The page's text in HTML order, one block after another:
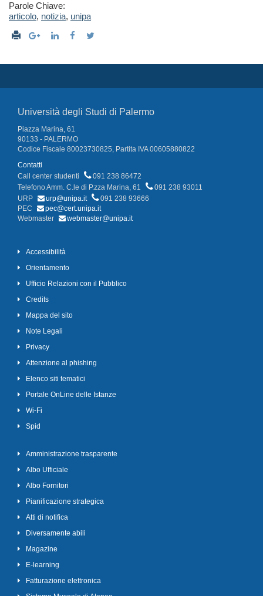
Parole Chiave:
articolo, notizia, unipa
Università degli Studi di Palermo
Piazza Marina, 61
90133 - PALERMO
Codice Fiscale 80023730825, Partita IVA 00605880822
Contatti
Call center studenti
091 238 86472
Telefono Amm. C.le di P.zza Marina, 61
091 238 93011
URP
urp@unipa.it
091 238 93666
PEC
pec@cert.unipa.it
Webmaster
webmaster@unipa.it
Accessibilità
Orientamento
Ufficio Relazioni con il Pubblico
Credits
Mappa del sito
Note Legali
Privacy
Attenzione al phishing
Elenco siti tematici
Portale OnLine delle Istanze
Wi-Fi
Spid
Amministrazione trasparente
Albo Ufficiale
Albo Fornitori
Pianificazione strategica
Atti di notifica
Diversamente abili
Magazine
E-learning
Fatturazione elettronica